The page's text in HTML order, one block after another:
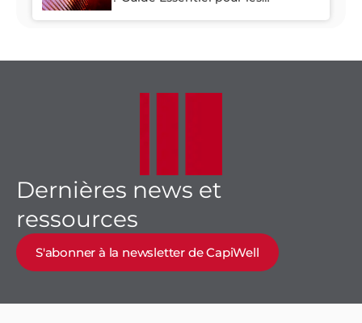
Dernières news et
ressources
S'abonner à la newsletter de CapiWell